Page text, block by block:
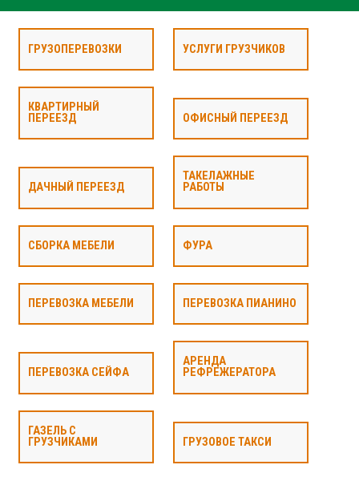
ГРУЗОПЕРЕВОЗКИ УСЛУГИ ГРУЗЧИКОВ
КВАРТИРНЫЙ
ПЕРЕЕЗД
ОФИСНЫЙ ПЕРЕЕЗД
ДАЧНЫЙ ПЕРЕЕЗД
ТАКЕЛАЖНЫЕ
РАБОТЫ
СБОРКА МЕБЕЛИ ФУРА
ПЕРЕВОЗКА МЕБЕЛИ ПЕРЕВОЗКА ПИАНИНО
ПЕРЕВОЗКА СЕЙФА
АРЕНДА
РЕФРЕЖЕРАТОРА
ГАЗЕЛЬ С
ГРУЗЧИКАМИ
ГРУЗОВОЕ ТАКСИ